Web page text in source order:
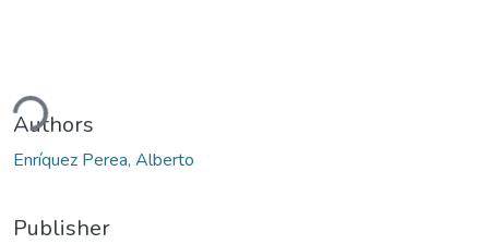
Authors
Enríquez Perea, Alberto
Publisher